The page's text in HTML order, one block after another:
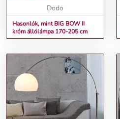
Dodo
Hasonlók, mint BIG BOW II
króm állólámpa 170-205 cm